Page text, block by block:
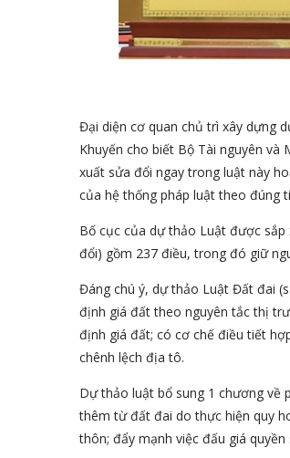
Đại diện cơ quan chủ trì xây dựng
Khuyến cho biết Bộ Tài nguyên
xuất sửa đổi ngay trong luật này
của hệ thống pháp luật theo đúng
Bố cục của dự thảo Luật được
đổi) gồm 237 điều, trong đó giữ
Đáng chú ý, dự thảo Luật Đất đai
định giá đất theo nguyên tắc thị
định giá đất; có cơ chế điều tiết
chênh lệch địa tô.
Dự thảo luật bổ sung 1 chương về
thêm từ đất đai do thực hiện quy
thôn; đẩy mạnh việc đấu giá